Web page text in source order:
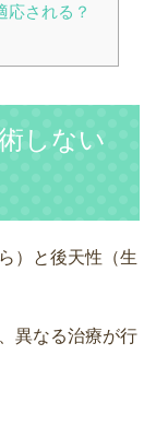
される？
しない
）と後天性（生
異なる治療が行